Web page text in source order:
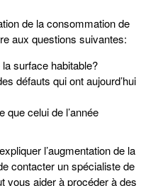
de la consommation de
aux questions suivantes:
surface habitable?
défauts qui ont aujourd’hui
que celui de l’année
l’augmentation de la
contacter un spécialiste de
vous aider à procéder à des